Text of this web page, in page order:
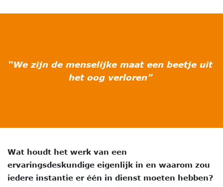
“We zijn de menselijke maat een beetje uit
het oog verloren”
Wat houdt het werk van een
ervaringsdeskundige eigenlijk in en waarom zou
iedere instantie er één in dienst moeten hebben?